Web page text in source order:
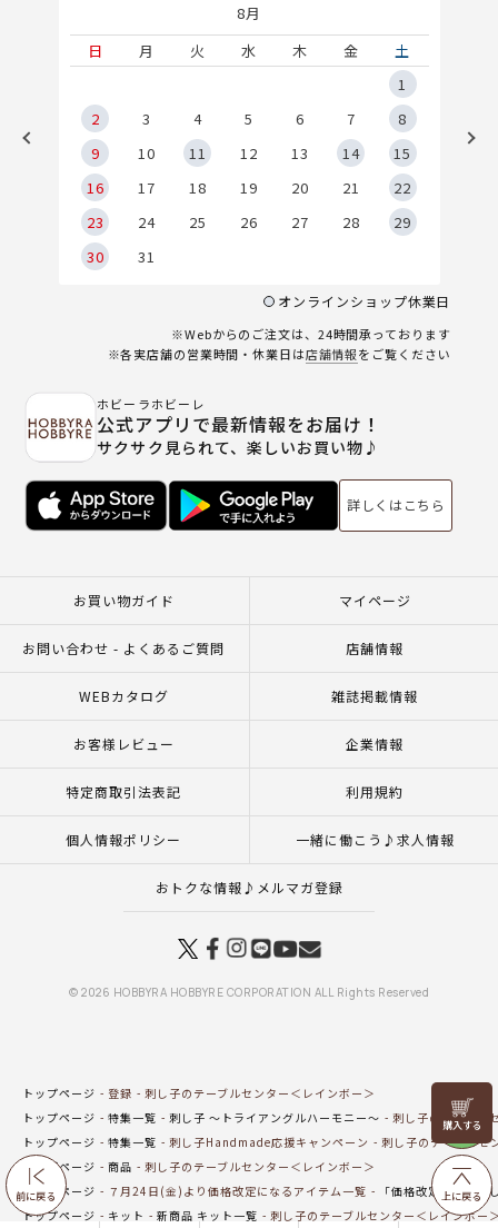
前に戻る
リリヤン
フェア
上に戻る
8月
日
月 火 水 木 金
土
1
2
3 4 5 6 7
8
9
10 11 12 13 14
15
16
17 18 19 20 21
22
23
24 25 26 27 28
29
30
31
オンラインショップ休業日
※Webからのご注文は、24時間承っております
※各実店舗の営業時間・休業日は店舗情報をご覧ください
ホビーラホビーレ
公式アプリで最新情報をお届け！
サクサク見られて、楽しいお買い物♪
詳しくはこちら
お買い物ガイド マイページ
お問い合わせ - よくあるご質問 店舗情報
WEBカタログ 雑誌掲載情報
お客様レビュー 企業情報
特定商取引法表記 利用規約
個人情報ポリシー 一緒に働こう♪求人情報
おトクな情報♪メルマガ登録
© 2026 HOBBYRA HOBBYRE CORPORATION ALL Rights Reserved
トップページ 登録
刺し子のテーブルセンター＜レインボー＞
トップページ
特集一覧 刺し子 ～トライアングルハーモニー～
刺し子のテーブル
トップページ
特集一覧 刺し子Handmade応援キャンペーン
刺し子のテーブルセ
トップページ
商品
刺し子のテーブルセンター＜レインボー＞
トップページ
７月24日(金)より価格改定になるアイテム一覧
「価格改定対象」刺
トップページ
キット 新商品 キット一覧 刺し子のテーブルセンター＜レインボー